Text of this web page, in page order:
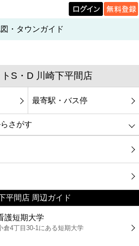
・タウンガイド
S・D 川崎下平間店
最寄駅・バス停
さがす
平間店 周辺ガイド
護短期大学
倉4丁目30-1にある短期大学